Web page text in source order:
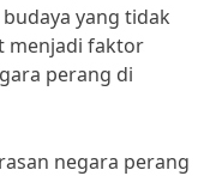
yang tidak
menjadi faktor
perang di
negara perang